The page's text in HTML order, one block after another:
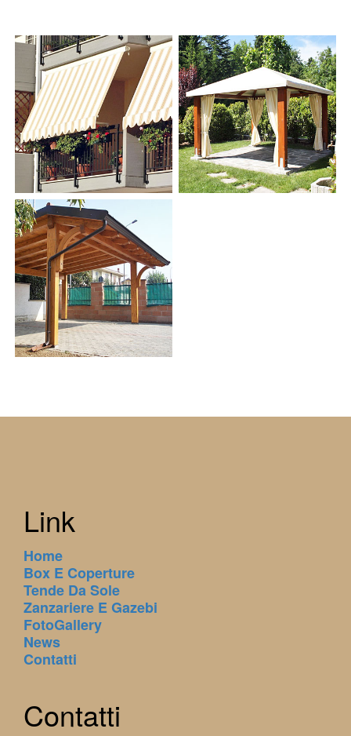
Link
Home
Box E Coperture
Tende Da Sole
Zanzariere E Gazebi
FotoGallery
News
Contatti
Contatti